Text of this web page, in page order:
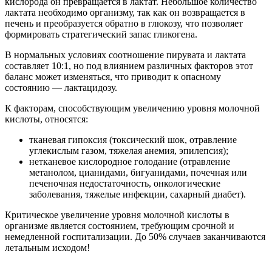
лактата необходимо организму, так как он возвращается в
печень и преобразуется обратно в глюкозу, что позволяет
формировать стратегический запас гликогена.
В нормальных условиях соотношение пирувата и лактата
составляет 10:1, но под влиянием различных факторов этот
баланс может изменяться, что приводит к опасному
состоянию — лактацидозу.
К факторам, способствующим увеличению уровня молочной
кислоты, относятся:
тканевая гипоксия (токсический шок, отравление
углекислым газом, тяжелая анемия, эпилепсия);
нетканевое кислородное голодание (отравление
метанолом, цианидами, бигуанидами, почечная или
печеночная недостаточность, онкологические
заболевания, тяжелые инфекции, сахарный диабет).
Критическое увеличение уровня молочной кислоты в
организме является состоянием, требующим срочной и
немедленной госпитализации. До 50% случаев заканчиваются
летальным исходом!